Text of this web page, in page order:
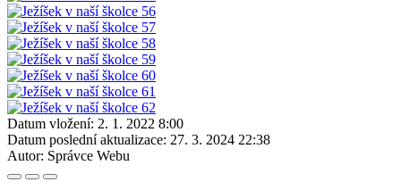
Datum vložení: 2. 1. 2022 8:00
Datum poslední aktualizace: 27. 3. 2024 22:38
Autor: Správce Webu